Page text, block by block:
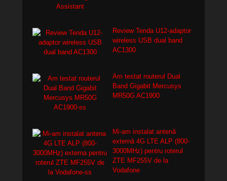
Review Tenda U12-adaptor
wireless USB dual band
AC1300
Am testat routerul Dual
Band Gigabit Mercusys
MR50G AC1900
Mi-am instalat antenă
externă 4G LTE ALP (800-
3000MHz) pentru roterul
ZTE MF255V de la
Vodafone